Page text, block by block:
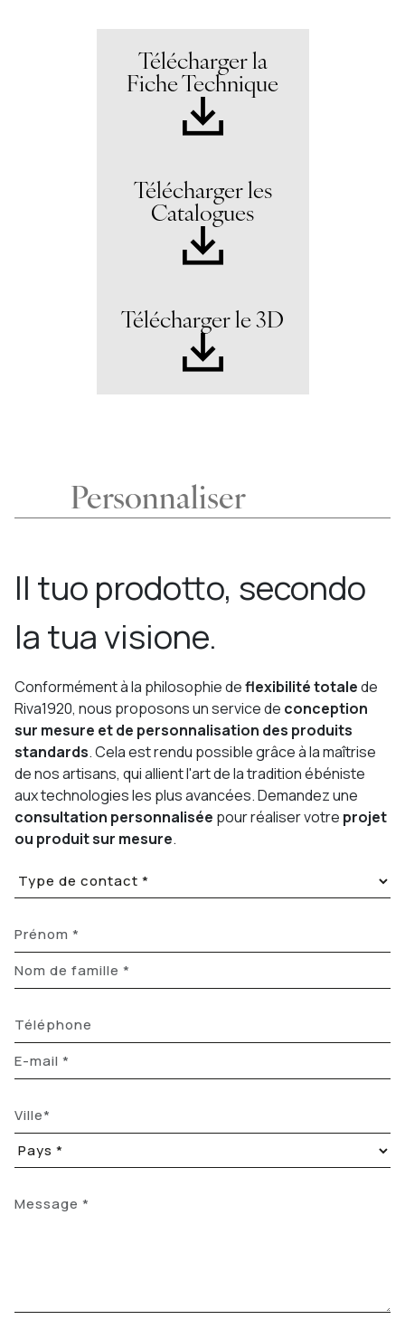
Télécharger la
Fiche Technique
Télécharger les
Catalogues
Télécharger le 3D
Personnaliser
Il tuo prodotto, secondo
la tua visione.
Conformément à la philosophie deflexibilité totalede
Riva1920, nous proposons un service de conception
sur mesure et de personnalisation des produits
standards. Cela est rendu possible grâce à la maîtrise
de nos artisans, qui allient l'art de la tradition ébéniste
aux technologies les plus avancées. Demandez une
consultation personnalisée pour réaliser votre projet
ou produit sur mesure.